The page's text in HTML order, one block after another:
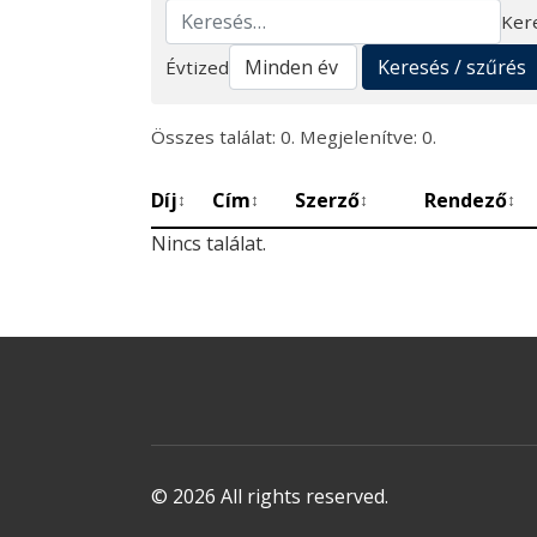
Keresés
Évtized
Keresés / szűrés
Összes találat: 0. Megjelenítve: 0.
Díj↕ Cím↕ Szerző↕ Rendező↕
Nincs találat.
© 2026 All rights reserved.